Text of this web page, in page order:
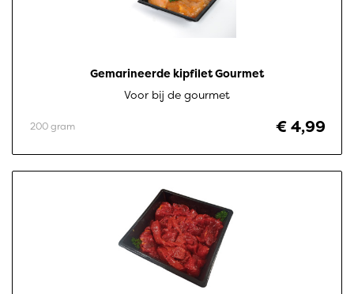
Gemarineerde kipfilet Gourmet
Voor bij de gourmet
€ 4,99
200 gram